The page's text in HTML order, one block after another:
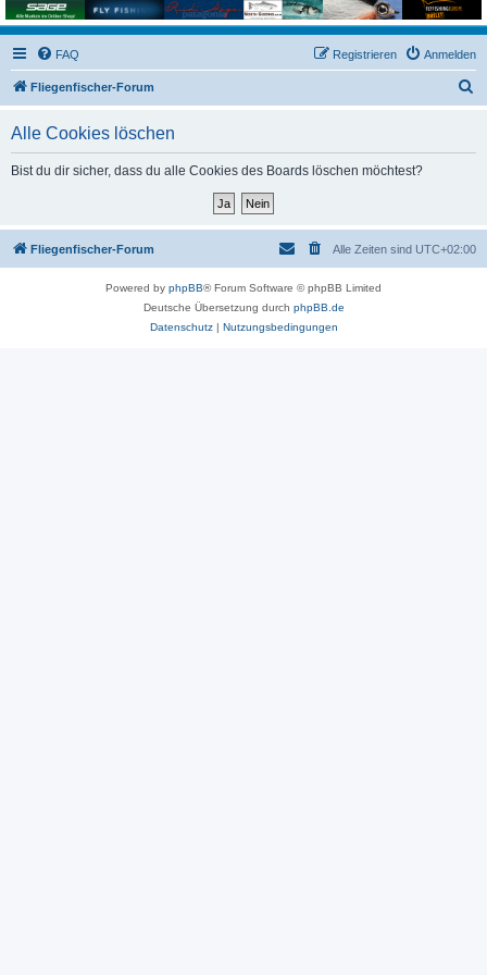
FAQ Anmelden
Registrieren
Fliegenfischer-Forum
Alle Cookies löschen
Bist du dir sicher, dass du alle Cookies des Boards löschen möchtest?
Fliegenfischer-Forum Alle Zeiten sind UTC+02:00
Powered by phpBB® Forum Software © phpBB Limited
Deutsche Übersetzung durch phpBB.de
Datenschutz| Nutzungsbedingungen